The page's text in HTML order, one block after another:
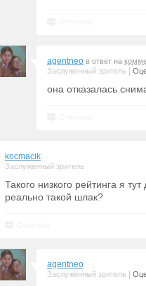
agentneo в ответ на
Заслуженный зритель
она отказалась
kocmacik
Заслуженный зритель
Такого низкого рейтинга я
реально такой шлак?
agentneo
Заслуженный зритель